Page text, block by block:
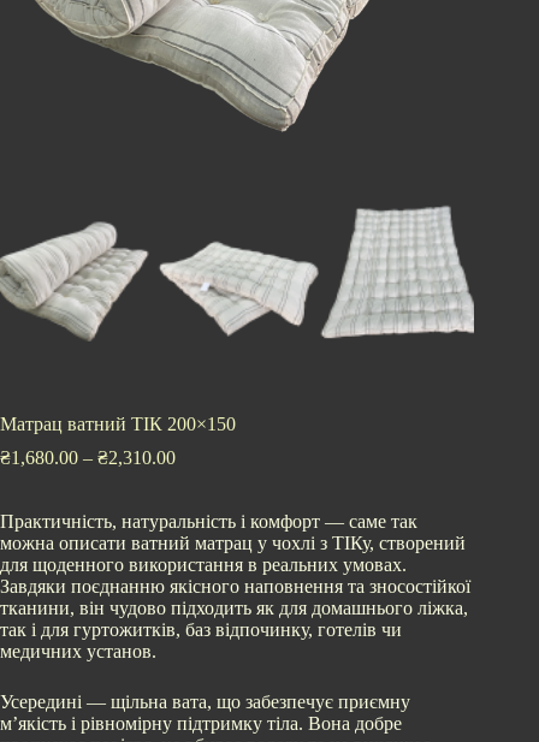
Матрац ватний ТІК 200×150
₴1,680.00 – ₴2,310.00
Практичність, натуральність і комфорт — саме так
можна описати ватний матрац у чохлі з ТІКу, створений
для щоденного використання в реальних умовах.
Завдяки поєднанню якісного наповнення та зносостійкої
тканини, він чудово підходить як для домашнього ліжка,
так і для гуртожитків, баз відпочинку, готелів чи
медичних установ.
Усередині — щільна вата, що забезпечує приємну
м’якість і рівномірну підтримку тіла. Вона добре